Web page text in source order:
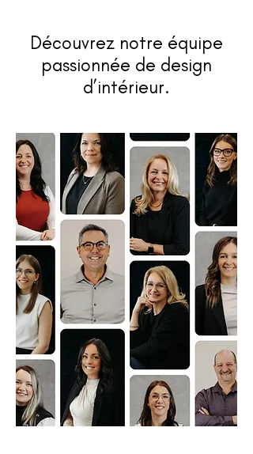
Découvrez notre équipe
passionnée de design
d’intérieur.